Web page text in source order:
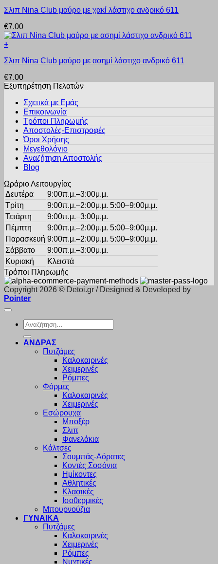
σελίδα
του
προϊόντος
επιλογές
να
επιλεγούν
στη
σελίδα
του
προϊόντος
το
έχει
πολλαπλές
παραλλαγές.
επιλογές
να
επιλεγούν
σελίδα
προϊόντος
Σλιπ Nina Club μαύρο με χακί λάστιχο ανδρικό 611
€7.00
+
το
έχει
πολλαπλές
επιλογές
μπορούν
επιλεγούν
σελίδα
Σλιπ Nina Club μαύρο με ασημί λάστιχο ανδρικό 611
€7.00
Εξυπηρέτηση Πελατών
Σχετικά με Εμάς
Επικοινωνία
Τρόποι Πληρωμής
Αποστολές-Επιστροφές
Όροι Χρήσης
Μεγεθολόγιο
Αναζήτηση Αποστολής
Blog
Ωράριο Λειτουργίας
Δευτέρα
9:00π.μ.–3:00μ.μ.
Τρίτη
9:00π.μ.–2:00μ.μ. 5:00–9:00μ.μ.
Τετάρτη
9:00π.μ.–3:00μ.μ.
Πέμπτη
9:00π.μ.–2:00μ.μ. 5:00–9:00μ.μ.
Παρασκευή 9:00π.μ.–2:00μ.μ. 5:00–9:00μ.μ.
Σάββατο
9:00π.μ.–3:00μ.μ.
Κυριακή
Κλειστά
Τρόποι Πληρωμής
Copyright 2026 © Detoi.gr / Designed & Developed by
Pointer
Αναζήτηση
για:
ΑΝΔΡΑΣ
Πυτζάμες
Καλοκαιρινές
Χειμερινές
Ρόμπες
Φόρμες
Καλοκαιρινές
Χειμερινές
Εσώρουχα
Μποξέρ
Σλιπ
Φανελάκια
Κάλτσες
Σουμπάς-Αόρατες
Κοντές Σοσόνια
Ημίκοντες
Αθλητικές
Κλασικές
Ισοθερμικές
Μπουρνούζια
ΓΥΝΑΙΚΑ
Πυτζάμες
Καλοκαιρινές
Χειμερινές
Ρόμπες
Νυχτικές